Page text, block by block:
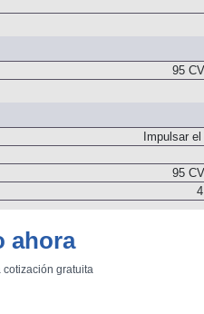
ahora
gratuita
95
Impulsar
95
1.750 -
Delantero